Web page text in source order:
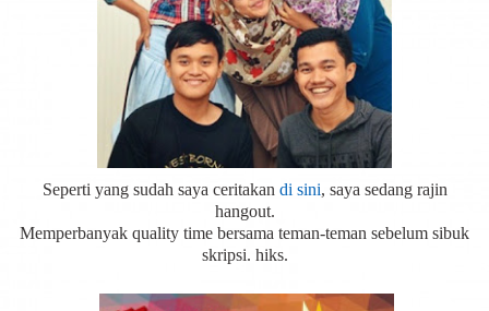
Seperti yang sudah saya ceritakan di sini, saya sedang rajin
hangout.
Memperbanyak quality time bersama teman-teman sebelum sibuk
skripsi. hiks.